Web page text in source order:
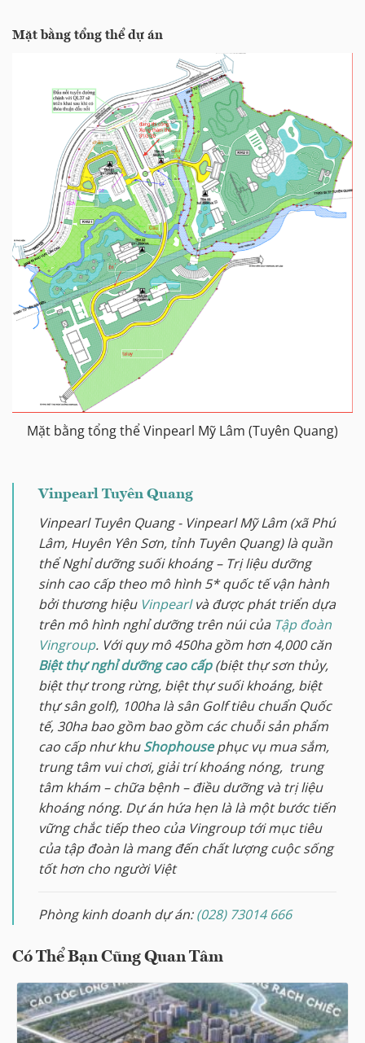
Mặt bằng tổng thể dự án
Mặt bằng tổng thể Vinpearl Mỹ Lâm (Tuyên Quang)
Vinpearl Tuyên Quang
Vinpearl Tuyên Quang - Vinpearl Mỹ Lâm (xã Phú
Lâm, Huyên Yên Sơn, tỉnh Tuyên Quang) là quần
thể Nghỉ dưỡng suối khoáng – Trị liệu dưỡng
sinh cao cấp theo mô hình 5* quốc tế vận hành
bởi thương hiệu Vinpearlvà được phát triển dựa
trên mô hình nghỉ dưỡng trên núi của Tập đoàn
Vingroup. Với quy mô 450ha gồm hơn 4,000 căn
Biệt thự nghỉ dưỡng cao cấp(biệt thự sơn thủy,
biệt thự trong rừng, biệt thự suối khoáng, biệt
thự sân golf), 100ha là sân Golf tiêu chuẩn Quốc
tế, 30ha bao gồm bao gồm các chuỗi sản phẩm
cao cấp như khuShophouse phục vụ mua sắm,
trung tâm vui chơi, giải trí khoáng nóng, trung
tâm khám – chữa bệnh – điều dưỡng và trị liệu
khoáng nóng. Dự án hứa hẹn là là một bước tiến
vững chắc tiếp theo của Vingroup tới mục tiêu
của tập đoàn là mang đến chất lượng cuộc sống
tốt hơn cho người Việt
Phòng kinh doanh dự án:(028) 73014 666
Có Thể Bạn Cũng Quan Tâm